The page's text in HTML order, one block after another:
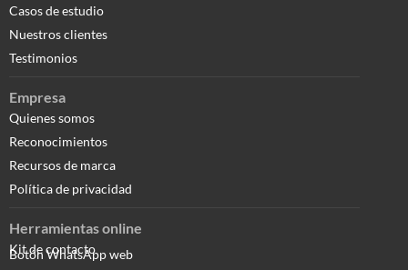
Casos de estudio
Nuestros clientes
Testimonios
Empresa
Quienes somos
Reconocimientos
Recursos de marca
Política de privacidad
Herramientas online
Kit de contacto
Botón WhatsApp web